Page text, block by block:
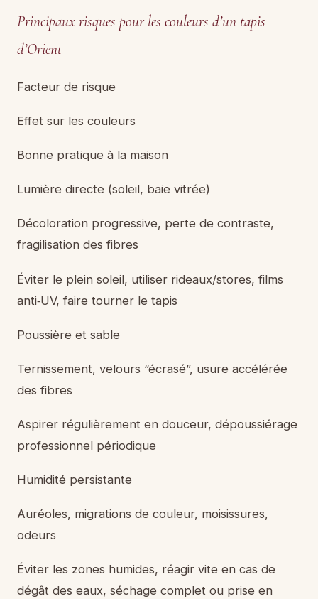
Principaux risques pour les couleurs d’un tapis
d’Orient
Facteur de risque
Effet sur les couleurs
Bonne pratique à la maison
Lumière directe (soleil, baie vitrée)
Décoloration progressive, perte de contraste,
fragilisation des fibres
Éviter le plein soleil, utiliser rideaux/stores, films
anti‑UV, faire tourner le tapis
Poussière et sable
Ternissement, velours “écrasé”, usure accélérée
des fibres
Aspirer régulièrement en douceur, dépoussiérage
professionnel périodique
Humidité persistante
Auréoles, migrations de couleur, moisissures,
odeurs
Éviter les zones humides, réagir vite en cas de
dégât des eaux, séchage complet ou prise en